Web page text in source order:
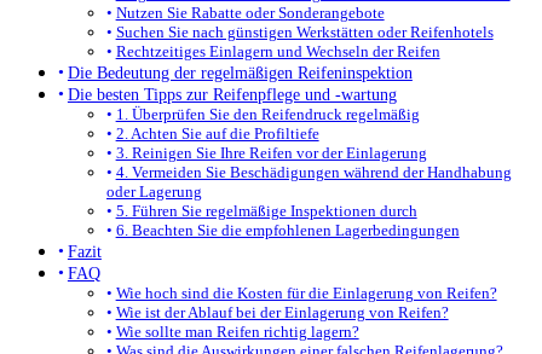
Nutzen Sie Rabatte oder Sonderangebote
Suchen Sie nach günstigen Werkstätten oder Reifenhotels
Rechtzeitiges Einlagern und Wechseln der Reifen
Die Bedeutung der regelmäßigen Reifeninspektion
Die besten Tipps zur Reifenpflege und -wartung
1. Überprüfen Sie den Reifendruck regelmäßig
2. Achten Sie auf die Profiltiefe
3. Reinigen Sie Ihre Reifen vor der Einlagerung
4. Vermeiden Sie Beschädigungen während der Handhabung
oder Lagerung
5. Führen Sie regelmäßige Inspektionen durch
6. Beachten Sie die empfohlenen Lagerbedingungen
Fazit
FAQ
Wie hoch sind die Kosten für die Einlagerung von Reifen?
Wie ist der Ablauf bei der Einlagerung von Reifen?
Wie sollte man Reifen richtig lagern?